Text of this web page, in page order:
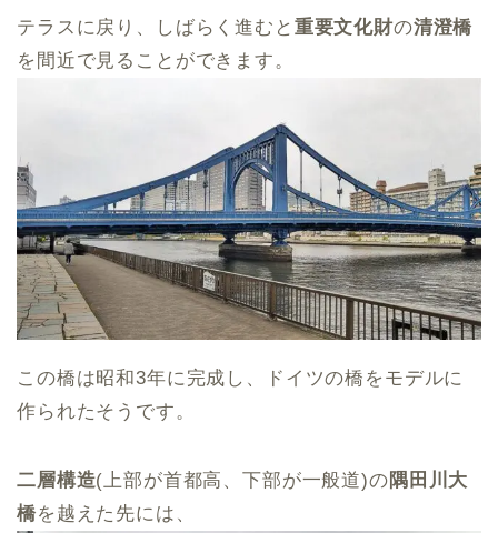
テラスに戻り、しばらく進むと 重要文化財の清澄橋
を間近で見ることができます。
この橋は昭和3年に完成し、ドイツの橋をモデルに
作られたそうです。
二層構造(上部が首都高、下部が一般道)の隅田川大
橋を越えた先には、